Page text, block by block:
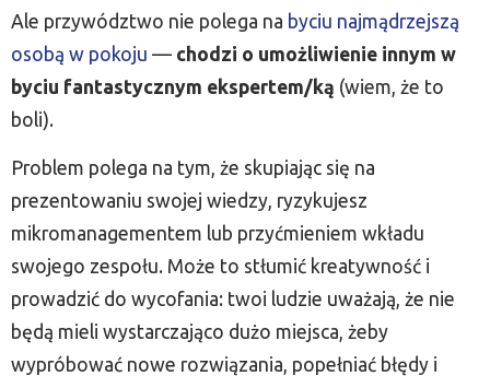
Ale przywództwo nie polega na byciu najmądrzejszą
osobą w pokoju — chodzi o umożliwienie innym w
byciu fantastycznym ekspertem/ką (wiem, że to
boli).
Problem polega na tym, że skupiając się na
prezentowaniu swojej wiedzy, ryzykujesz
mikromanagementem lub przyćmieniem wkładu
swojego zespołu. Może to stłumić kreatywność i
prowadzić do wycofania: twoi ludzie uważają, że nie
będą mieli wystarczająco dużo miejsca, żeby
wypróbować nowe rozwiązania, popełniać błędy i